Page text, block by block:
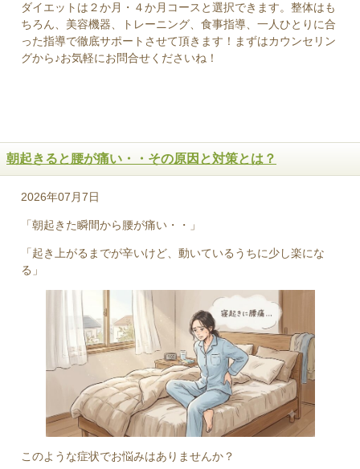
ダイエットは２か月・４か月コースと選択できます。整体はも
ちろん、美容機器、トレーニング、食事指導、一人ひとりに合
った指導で徹底サポートさせて頂きます！まずはカウンセリン
グから♪お気軽にお問合せくださいね！
朝起きると腰が痛い・・その原因と対策とは？
2026年07月7日
「朝起きた瞬間から腰が痛い・・」
「起き上がるまでが辛いけど、動いているうちに少し楽にな
る」
このような症状でお悩みはありませんか？